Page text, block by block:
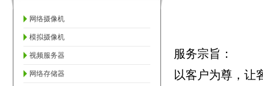
网络摄像机
模拟摄像机
视频服务器
网络存储器
服务宗旨：
以客户为尊，让